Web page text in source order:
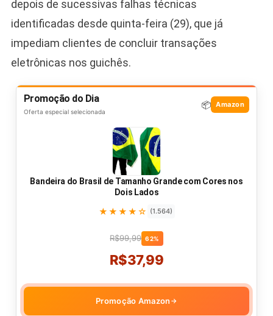
depois de sucessivas falhas técnicas
identificadas desde quinta-feira (29), que já
impediam clientes de concluir transações
eletrônicas nos guichês.
Promoção do Dia
Oferta especial selecionada
📦 Amazon
Bandeira do Brasil de Tamanho Grande com Cores nos
Dois Lados
★★★★☆ (1.564)
R$99,99 62%
R$37,99
Promoção Amazon →